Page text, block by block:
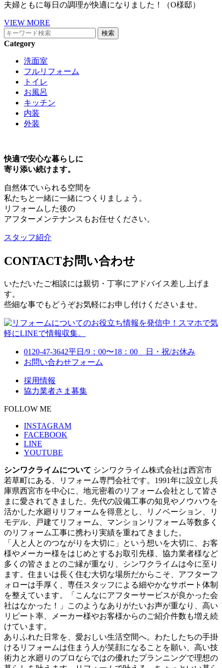
夫婦ともに毎日の調理が快適になりました！（O様邸）
VIEW MORE
Category
洗面室
フルリフォーム
トイレ
お風呂
キッチン
内装
外装
快適で安心な暮らしに
寄り添い続けます。
自然体でいられる空間を
私たちと一緒に一緒につくりましょう。
リフォームした後の
アフターメンテナンスもお任せください。
スタッフ紹介
CONTACTお問い合わせ
いただいたご相談には親切・丁寧にアドバイス差し上げま
す。
些細な事でもどうぞお気軽にお申し付けくださいませ。
0120-47-3642平日/9：00〜18：00 日・祝/お休み
お問い合わせフォーム
採用情報
協力業者さま募集
FOLLOW ME
INSTAGRAM
FACEBOOK
LINE
YOUTUBE
シンワクライムについて シンワクライム株式会社は西宮市
若草町にある、リフォーム専門会社です。1991年に設立し兵
庫県西宮市を中心に、地元密着のリフォーム会社として皆さ
まに愛されてきました。先代の設備工事の知見やノウハウを
活かした水廻りリフォームを得意とし、リノベーション、リ
モデル、戸建てリフォーム、マンションリフォーム等数多く
のリフォーム工事に携わり実績を重ねてきました。
「人と人とのつながりを大切に」という想いを大切に、お客
様やメーカー様をはじめとするお取引先様、協力業者様など
多くの皆さまとのご縁が重なり、シンワクライムは今に至り
ます。住まいは長く住む大切な場所だからこそ、アフターフ
ォローは手厚く、専任スタッフによる細やかなサポート体制
を整えています。「こんなにアフターサービスが良かった会
社はなかった！」このようなありがたいお声が重なり、高い
リピート率、メーカー様やお客様からのご紹介件数も増え続
けています。
ありふれた日常を、愛おしい生活空間へ。わたしたちの手掛
けるリフォームは住まう人が笑顔になることを願い、高い技
術力と水廻りのプロならではの優れたプランニングで理想の